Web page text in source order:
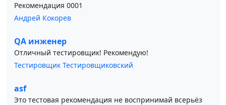
Рекомендация 0001
Андрей Кокорев
QA инженер
Отличный тестировщик! Рекомендую!
Тестировщик Тестировщиковский
asf
Это тестовая рекомендация не воспринимай всерьёз